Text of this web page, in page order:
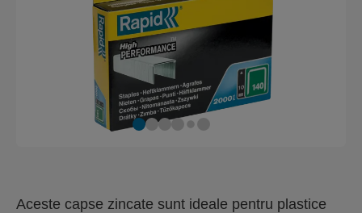
Aceste capse zincate sunt ideale pentru plastice